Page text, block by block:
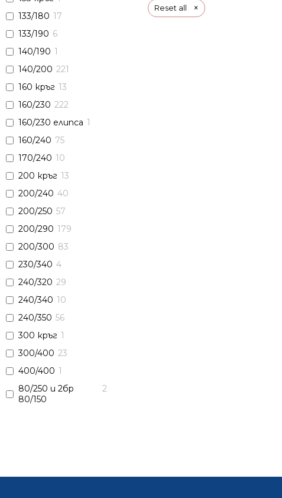
133/180 17
133/190 6
140/190 1
140/200 221
160 кръг 13
160/230 222
160/230 елипса 1
160/240 75
170/240 10
200 кръг 13
200/240 40
200/250 57
200/290 179
200/300 83
230/340 4
240/320 29
240/340 10
240/350 56
300 кръг 1
300/400 23
400/400 1
80/250 и 2бр
80/150
2
Reset all ×